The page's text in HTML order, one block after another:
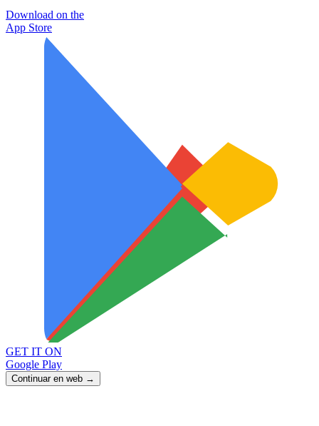
Download on the
App Store
GET IT ON
Google Play
Continuar en web →